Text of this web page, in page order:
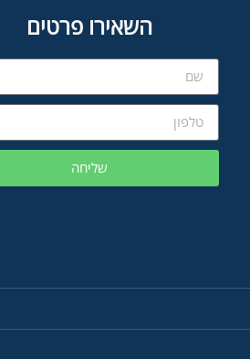
השאירו פרטים
שליחה